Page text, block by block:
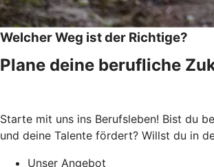
Welcher Weg ist der Richtige?
Plane deine berufliche
Starte mit uns ins Berufsleben! Bist du
und deine Talente fördert? Willst du in
Unser Angebot